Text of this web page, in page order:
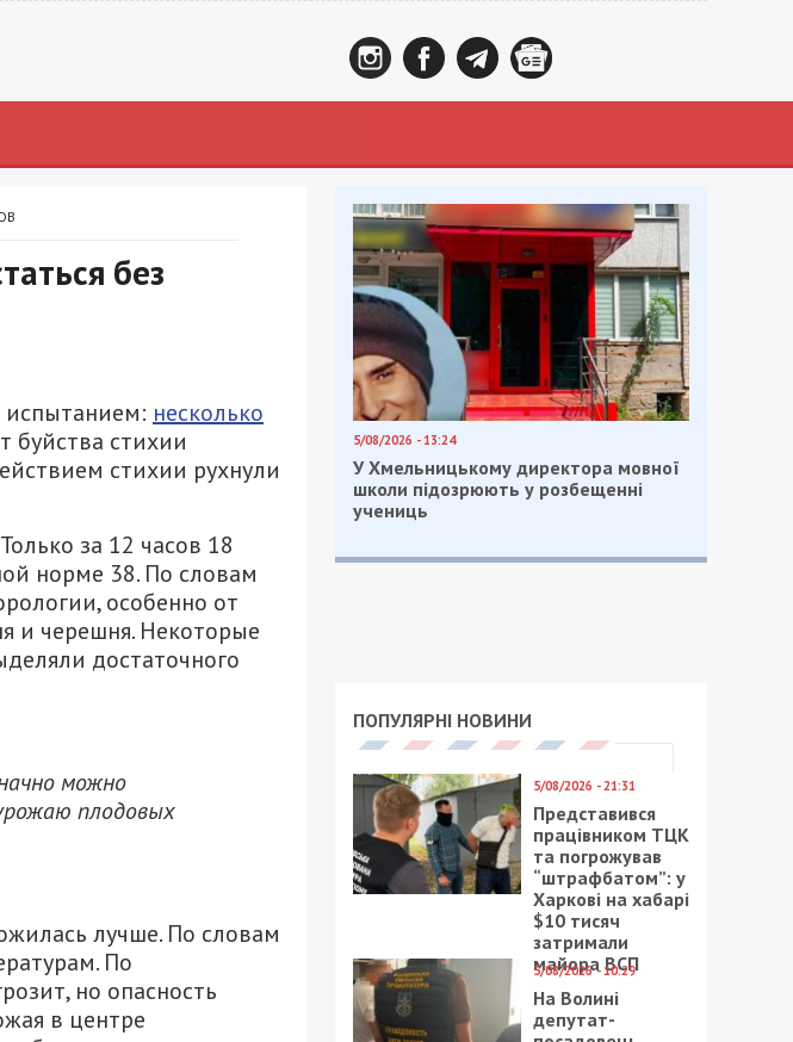
без
несколько
буйства стихии
стихии рухнули
за 12 часов 18
норме 38. По словам
особенно от
и черешня. Некоторые
достаточного
можно
плодовых
лучше. По словам
По
но опасность
в центре
5/08/2026 - 13:24
У Хмельницькому директора мовної
школи підозрюють у розбещенні
учениць
ПОПУЛЯРНІ НОВИНИ
5/08/2026 - 21:31
Представився
працівником ТЦК
та погрожував
“штрафбатом”: у
Харкові на хабарі
$10 тисяч
затримали
майора ВСП
5/08/2026 - 10:29
На Волині
депутат-